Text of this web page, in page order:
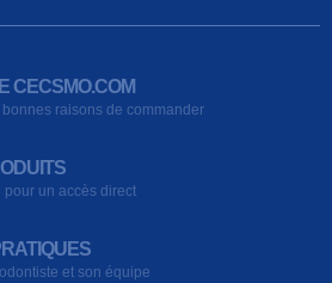
CECSMO.COM
bonnes raisons de commander
pour un accès direct
et son équipe